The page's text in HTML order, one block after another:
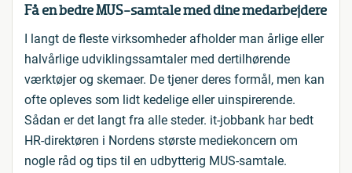
Få en bedre MUS-samtale med dine medarbejdere
I langt de fleste virksomheder afholder man årlige eller
halvårlige udviklingssamtaler med dertilhørende
værktøjer og skemaer. De tjener deres formål, men kan
ofte opleves som lidt kedelige eller uinspirerende.
Sådan er det langt fra alle steder. it-jobbank har bedt
HR-direktøren i Nordens største mediekoncern om
nogle råd og tips til en udbytterig MUS-samtale.